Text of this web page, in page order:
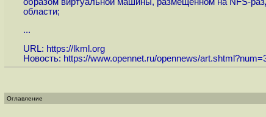
области;
...
URL: https://lkml.org
Новость: https://www.opennet.ru/opennews/
Оглавление